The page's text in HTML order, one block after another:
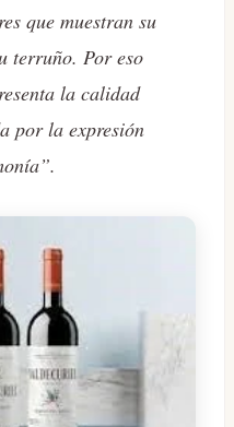
que muestran su
terruño. Por eso
la calidad
por la expresión